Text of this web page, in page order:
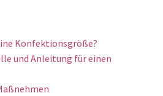
Konfektionsgröße?
und Anleitung für einen